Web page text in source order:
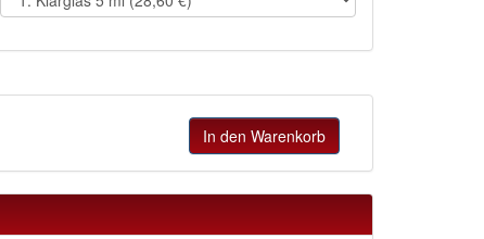
In den Warenkorb